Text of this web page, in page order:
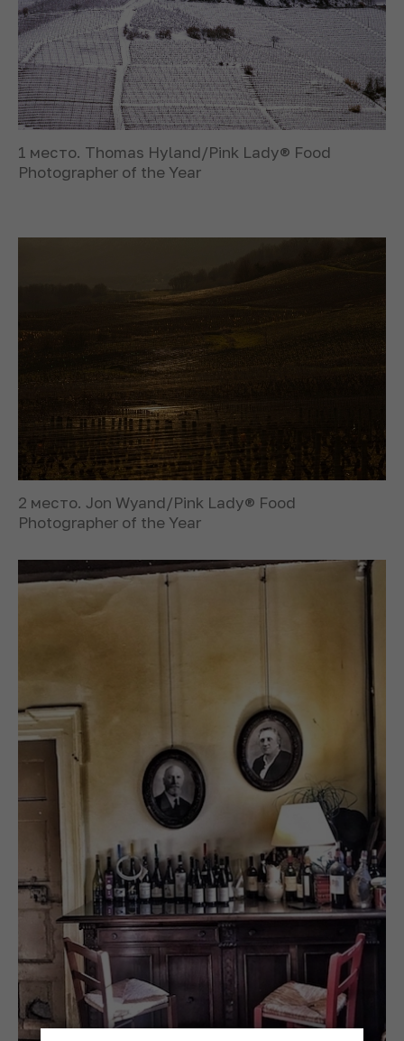
1 место. Thomas Hyland/Pink Lady® Food
Photographer of the Year
2 место. Jon Wyand/Pink Lady® Food
Photographer of the Year